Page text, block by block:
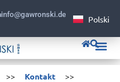
info@gawronski.de Polski
Deutsch
>> Kontakt >>